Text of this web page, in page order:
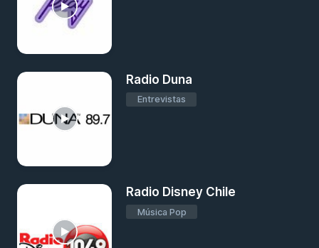
Radio Duna
Entrevistas
Radio Disney Chile
Música Pop